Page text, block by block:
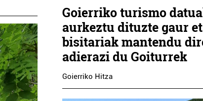
Goierriko turismo
aurkeztu dituzte gaur
bisitariak mantendu
adierazi du Goiturrek
Goierriko Hitza